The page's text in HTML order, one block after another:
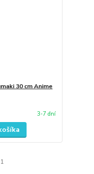
30 cm Anime
3-7 dní